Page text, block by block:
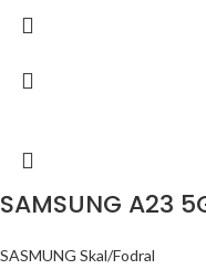
SAMSUNG A23
SASMUNG Skal/Fodral